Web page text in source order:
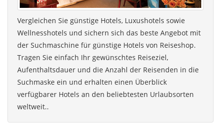
Vergleichen Sie günstige Hotels, Luxushotels sowie
Wellnesshotels und sichern sich das beste Angebot mit
der Suchmaschine für günstige Hotels von Reiseshop.
Tragen Sie einfach Ihr gewünschtes Reiseziel,
Aufenthaltsdauer und die Anzahl der Reisenden in die
Suchmaske ein und erhalten einen Überblick
verfügbarer Hotels an den beliebtesten Urlaubsorten
weltweit..